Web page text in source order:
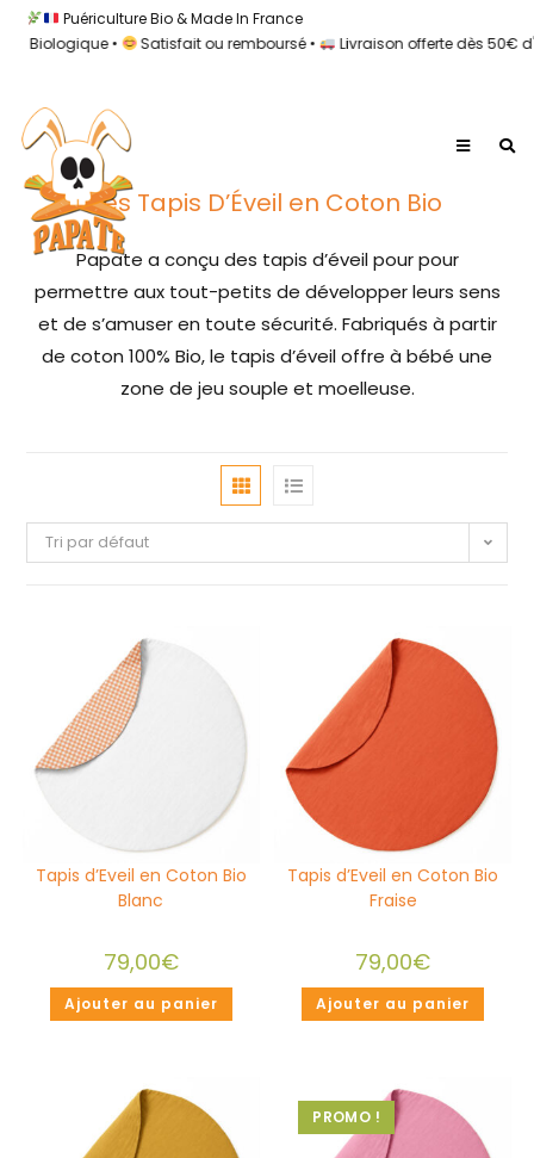
Puériculture Bio & Made In France
Biologique •
Satisfait ou remboursé • Livraison offerte dès 50€
Les Tapis D’Éveil en Coton Bio
Papate a conçu des tapis d’éveil pour pour
permettre aux tout-petits de développer leurs sens
et de s’amuser en toute sécurité. Fabriqués à partir
de coton 100% Bio, le tapis d’éveil offre à bébé une
zone de jeu souple et moelleuse.
Tri par défaut
Tapis d’Eveil en Coton Bio
Blanc
79,00€
Ajouter au panier
Tapis d’Eveil en Coton Bio
Fraise
79,00€
Ajouter au panier
PROMO !